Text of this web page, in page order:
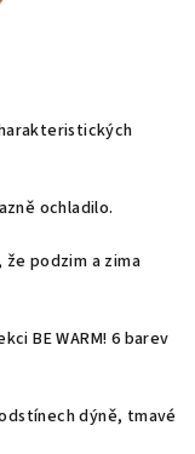
ochladilo.
že podzim a zima
BE WARM! 6 barev
dýně, tmavé